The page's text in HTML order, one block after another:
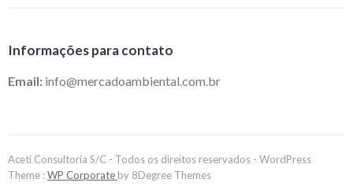
Informações para contato
Email: info@mercadoambiental.com.br
Aceti Consultoria S/C - Todos os direitos reservados - WordPress
Theme :WP Corporate by 8Degree Themes